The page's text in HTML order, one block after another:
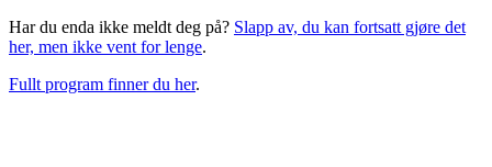
Har du enda ikke meldt deg på? Slapp av, du kan fortsatt gjøre det
her, men ikke vent for lenge.
Fullt program finner du her.